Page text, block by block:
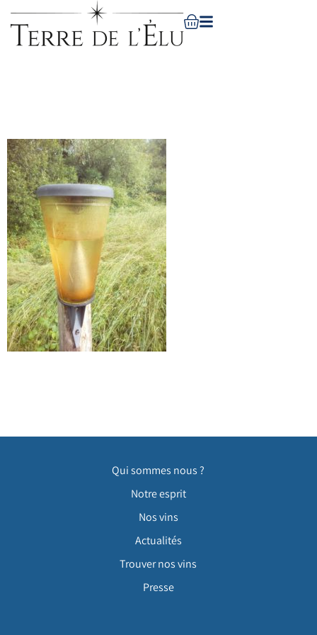
Qui sommes nous ?
Notre esprit
Nos vins
Actualités
Trouver nos vins
Presse